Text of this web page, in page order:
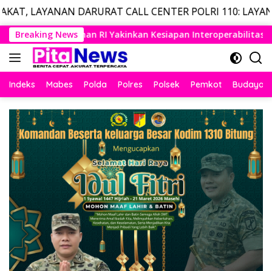
CALL CENTER POLRI 110: LAYANAN DARURAT
Langsung
ke
konten
Breaking News
Interoperabilitas TNI Panglima TNI Dampingi
Indeks Mabes Polda Polres Polsek Pemkot Budaya